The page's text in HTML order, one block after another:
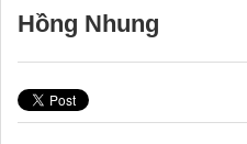
Hồng Nhung